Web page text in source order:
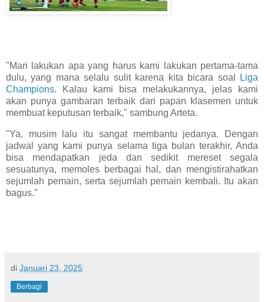
"Mari lakukan apa yang harus kami lakukan pertama-tama
dulu, yang mana selalu sulit karena kita bicara soal
Liga
Champions. Kalau kami bisa melakukannya, jelas kami
akan punya gambaran terbaik dari papan klasemen untuk
membuat keputusan terbaik," sambung Arteta.
"Ya, musim lalu itu sangat membantu jedanya. Dengan
jadwal yang kami punya selama tiga bulan terakhir, Anda
bisa mendapatkan jeda dan sedikit mereset segala
sesuatunya, memoles berbagai hal, dan mengistirahatkan
sejumlah pemain, serta sejumlah pemain kembali. Itu akan
bagus."
di Januari 23, 2025
Berbagi